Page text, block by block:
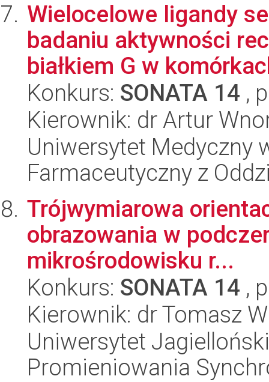
Wielocelowe ligandy
badaniu aktywności
białkiem G w
Konkurs: SONATA 14 ,
Kierownik: dr Artur
Uniwersytet Medyczny
Farmaceutyczny z
Trójwymiarowa
obrazowania w
mikrośrodowisku r...
Konkurs: SONATA 14 ,
Kierownik: dr Tomasz
Uniwersytet
Promieniowania